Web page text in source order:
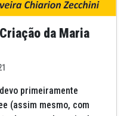
da Maria
primeiramente
(assim mesmo, com